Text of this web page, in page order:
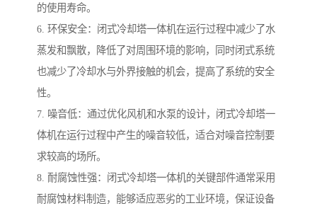
的使用寿命。
6. 环保安全：闭式冷却塔一体机在运行过程中减少了水
蒸发和飘散，降低了对周围环境的影响，同时闭式系统
也减少了冷却水与外界接触的机会，提高了系统的安全
性。
7. 噪音低：通过优化风机和水泵的设计，闭式冷却塔一
体机在运行过程中产生的噪音较低，适合对噪音控制要
求较高的场所。
8. 耐腐蚀性强：闭式冷却塔一体机的关键部件通常采用
耐腐蚀材料制造，能够适应恶劣的工业环境，保证设备